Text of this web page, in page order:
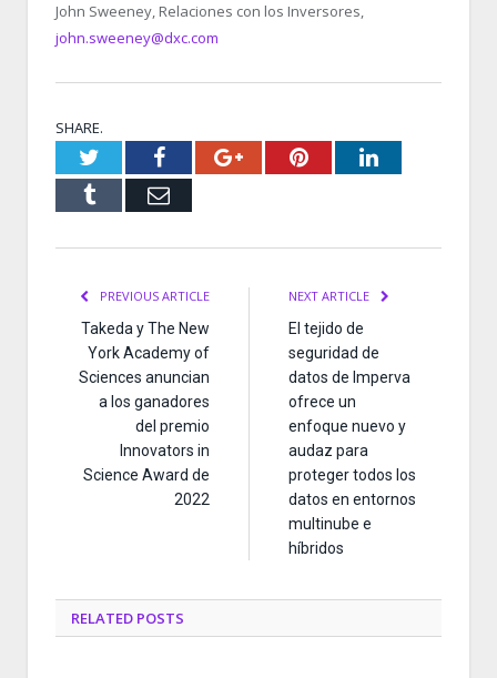
John Sweeney, Relaciones con los Inversores,
john.sweeney@dxc.com
SHARE.
TwitterFacebookGoogle+PinterestLinkedIn
Tumblr Email
PREVIOUS ARTICLE
Takeda y The New
York Academy of
Sciences anuncian
a los ganadores
del premio
Innovators in
Science Award de
2022
NEXT ARTICLE
El tejido de
seguridad de
datos de Imperva
ofrece un
enfoque nuevo y
audaz para
proteger todos los
datos en entornos
multinube e
híbridos
RELATED POSTS